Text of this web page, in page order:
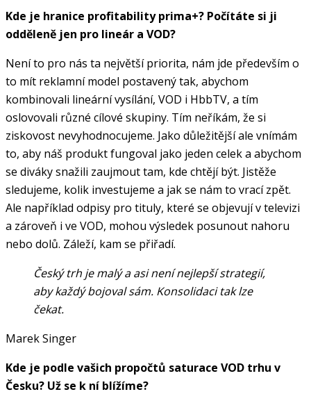
Kde je hranice profitability prima+? Počítáte si ji
odděleně jen pro lineár a VOD?
Není to pro nás ta největší priorita, nám jde především o
to mít reklamní model postavený tak, abychom
kombinovali lineární vysílání, VOD i HbbTV, a tím
oslovovali různé cílové skupiny. Tím neříkám, že si
ziskovost nevyhodnocujeme. Jako důležitější ale vnímám
to, aby náš produkt fungoval jako jeden celek a abychom
se diváky snažili zaujmout tam, kde chtějí být. Jistěže
sledujeme, kolik investujeme a jak se nám to vrací zpět.
Ale například odpisy pro tituly, které se objevují v televizi
a zároveň i ve VOD, mohou výsledek posunout nahoru
nebo dolů. Záleží, kam se přiřadí.
Český trh je malý a asi není nejlepší strategií,
aby každý bojoval sám. Konsolidaci tak lze
čekat.
Marek Singer
Kde je podle vašich propočtů saturace VOD trhu v
Česku? Už se k ní blížíme?